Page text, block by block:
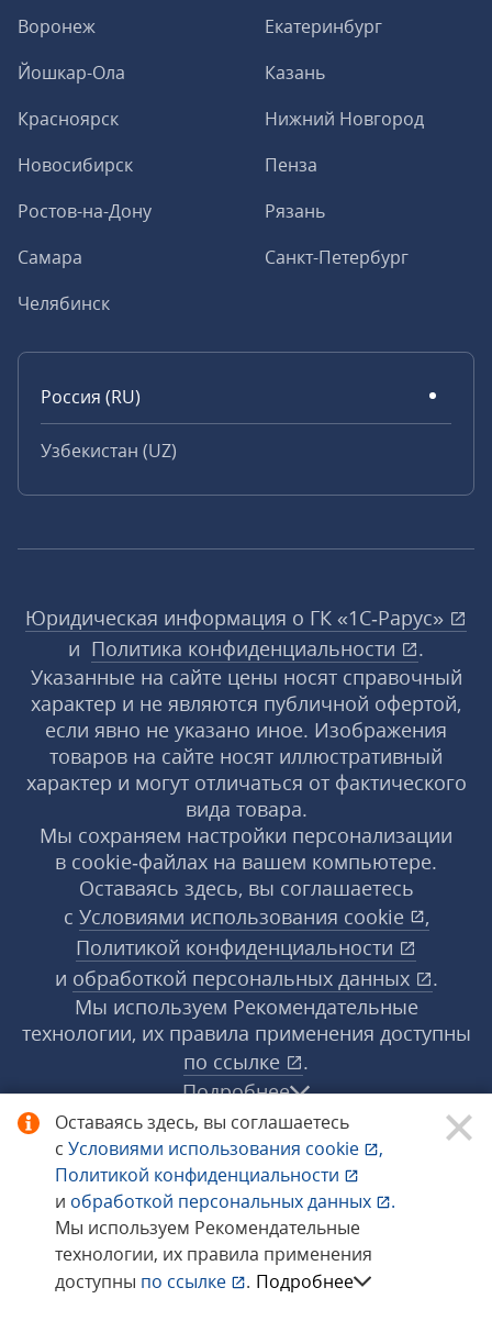
Оставаясь здесь, вы соглашаетесь
с Условиями использования cookie
,
Политикой конфиденциальности
и обработкой персональных данных
.
Мы используем Рекомендательные
технологии, их правила применения
доступны по ссылке . Подробнее
Воронеж
Екатеринбург
Йошкар-Ола
Казань
Красноярск
Нижний Новгород
Новосибирск
Пенза
Ростов-на-Дону
Рязань
Самара
Санкт-Петербург
Челябинск
Россия (RU)
Узбекистан (UZ)
Юридическая информация о ГК «1С‑Рарус»
и Политика конфиденциальности
.
Указанные на сайте цены носят справочный
характер и не являются публичной офертой,
если явно не указано иное. Изображения
товаров на сайте носят иллюстративный
характер и могут отличаться от фактического
вида товара.
Мы сохраняем настройки персонализации
в cookie‑файлах на вашем компьютере.
Оставаясь здесь, вы соглашаетесь
с Условиями использования cookie
,
Политикой конфиденциальности
и обработкой персональных данных
.
Мы используем Рекомендательные
технологии, их правила применения доступны
по ссылке
.
Подробнее
© 1998−2026 «1С‑Рарус» ®. Все права
защищены.
Сообщить об ошибке